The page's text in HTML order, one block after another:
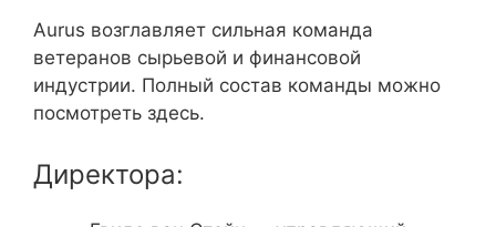
Aurus возглавляет сильная команда
ветеранов сырьевой и финансовой
индустрии. Полный состав команды можно
посмотреть здесь.
Директора: